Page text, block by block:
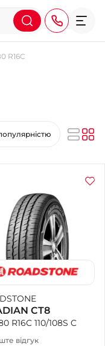
(095) 276-44-44
911-14-14
911-911-0
911-911-4
7-184-184
шосе
911-911-2
643-33-77
R16C
CT8
R16C 110/108S C
відгук